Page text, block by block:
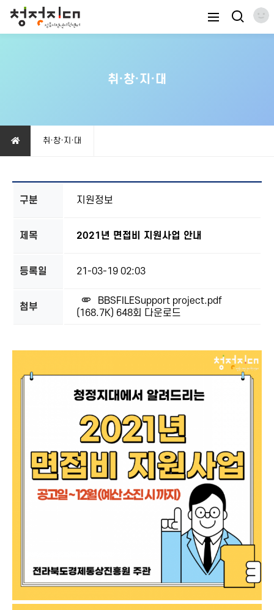
취·창·지·대
취·창·지·대
구분 지원정보
제목 2021년 면접비 지원사업 안내
등록일 21-03-19 02:03
첨부
BBSFILESupport project.pdf
(168.7K) 648회 다운로드
본문